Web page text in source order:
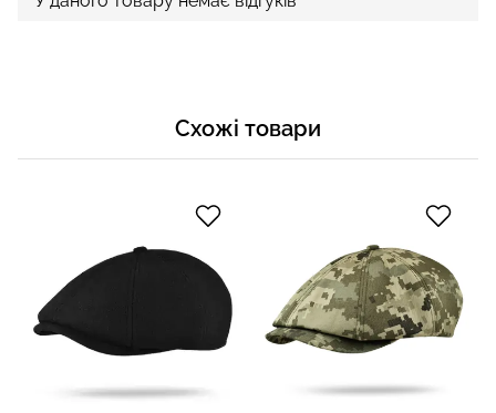
Схожі товари